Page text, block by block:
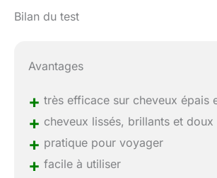
Bilan du test
Avantages
+ très efficace sur cheveux épais
+ cheveux lissés, brillants et doux
+ pratique pour voyager
+ facile à utiliser